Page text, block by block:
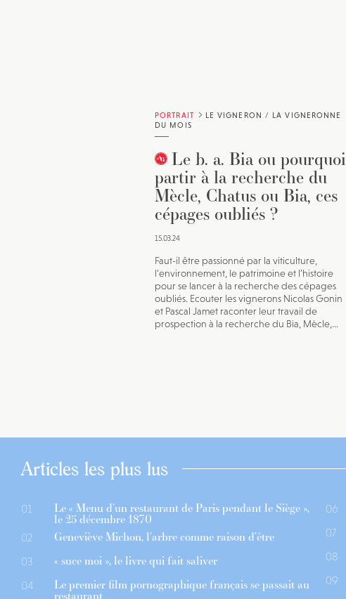
PORTRAIT
LE VIGNERON / LA VIGNERONNE
DU MOIS
Le b. a. Bia ou pourquoi
partir à la recherche du
Mècle, Chatus ou Bia, ces
cépages oubliés ?
15.03.24
Faut-il être passionné par la viticulture,
l’environnement, le patrimoine et l’histoire
pour se lancer à la recherche des cépages
oubliés. Ecouter les vignerons Nicolas Gonin
et Pascal Jamet raconter leur travail de
prospection à la recherche du Bia, Mècle,...
Articles les plus lus
01 Le « Menu d’un restaurant de Paris pendant le Siège »,
le 25 décembre 1870
02 Geneviève Michon, l’arbre comme raison d’être
03 « suce moi », le livre qui fait saliver
04 Le premier film pornographique français se passait au
06
07
08
09